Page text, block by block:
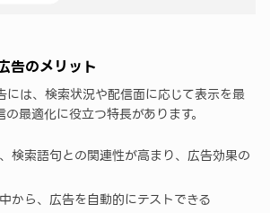
告のメリット
には、検索状況や配信面に応じて表示を最
最適化に役立つ特長があります。
検索語句との関連性が高まり、広告効果の
から、広告を自動的にテストできる